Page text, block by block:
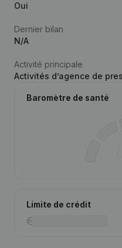
Oui
Dernier bilan
N/A
Activité principale
Activités d’agence de
Baromètre de santé
Limite de crédit